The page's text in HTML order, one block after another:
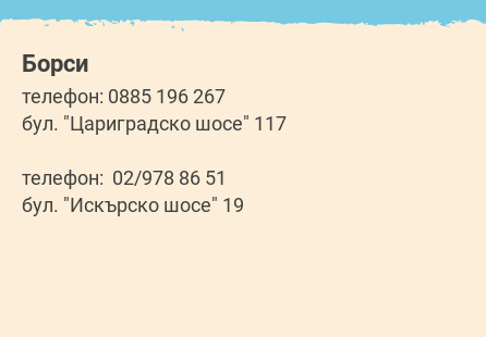
Борси
телефон: 0885 196 267
бул. "Цариградско шосе" 117
телефон: 02/978 86 51
бул. "Искърско шосе" 19